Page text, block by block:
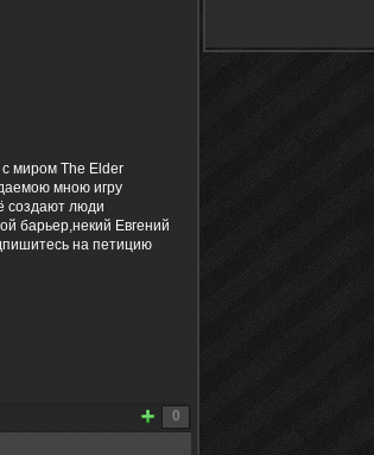
миром The Elder
мною игру
создают люди
барьер,некий Евгений
на петицию
0